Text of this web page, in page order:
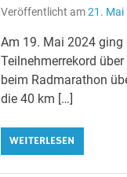
Veröffentlicht am21. Mai
Am 19. Mai 2024
Teilnehmerrekord
beim Radmarathon
die 40 km […]
WEITERLESEN